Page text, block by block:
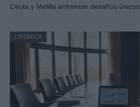
Ceuta y Melilla enfrentan desafíos
CRÓNICA